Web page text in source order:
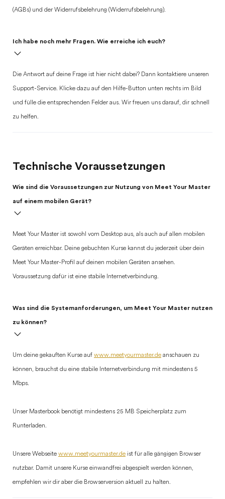
(AGBs) und der Widerrufsbelehrung (Widerrufsbelehrung).
Ich habe noch mehr Fragen. Wie erreiche ich euch?
Die Antwort auf deine Frage ist hier nicht dabei? Dann kontaktiere unseren
Support-Service. Klicke dazu auf den Hilfe-Button unten rechts im Bild
und fülle die entsprechenden Felder aus. Wir freuen uns darauf, dir schnell
zu helfen.
Technische Voraussetzungen
Wie sind die Voraussetzungen zur Nutzung von Meet Your Master
auf einem mobilen Gerät?
Meet Your Master ist sowohl vom Desktop aus, als auch auf allen mobilen
Geräten erreichbar. Deine gebuchten Kurse kannst du jederzeit über dein
Meet Your Master-Profil auf deinen mobilen Geräten ansehen.
Voraussetzung dafür ist eine stabile Internetverbindung.
Was sind die Systemanforderungen, um Meet Your Master nutzen
zu können?
Um deine gekauften Kurse auf www.meetyourmaster.de anschauen zu
können, brauchst du eine stabile Internetverbindung mit mindestens 5
Mbps.
Unser Masterbook benötigt mindestens 25 MB Speicherplatz zum
Runterladen.
Unsere Webseite www.meetyourmaster.de ist für alle gängigen Browser
nutzbar. Damit unsere Kurse einwandfrei abgespielt werden können,
empfehlen wir dir aber die Browserversion aktuell zu halten.